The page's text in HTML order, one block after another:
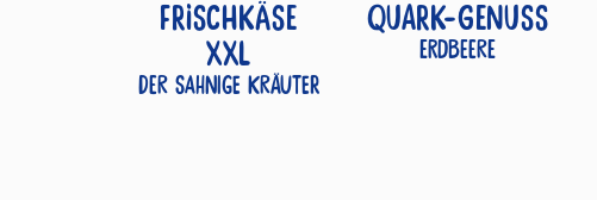
FRISCHKÄSE
XXL
Der Sahnige Kräuter
QUARK-GENUSS
Erdbeere